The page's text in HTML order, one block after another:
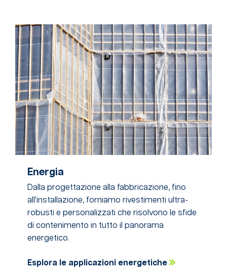
Energia
Dalla progettazione alla fabbricazione, fino
all'installazione, forniamo rivestimenti ultra-
robusti e personalizzati che risolvono le sfide
di contenimento in tutto il panorama
energetico.
Esplora le applicazioni energetiche